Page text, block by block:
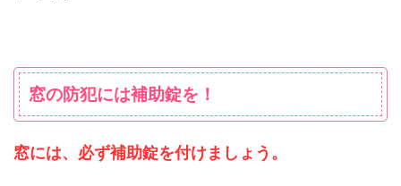
窓の防犯には補助錠を！
窓には、必ず補助錠を付けましょう。